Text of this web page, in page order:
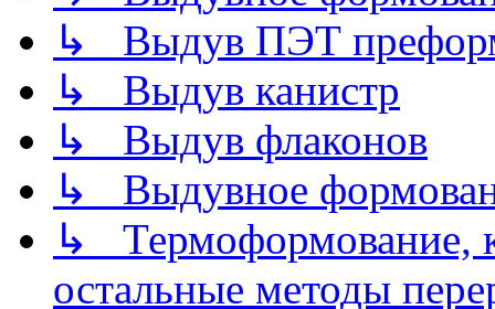
↳ Выдув ПЭТ
↳ Выдув канистр
↳ Выдув флаконов
↳ Выдувное
↳ Термоформование,
остальные методы